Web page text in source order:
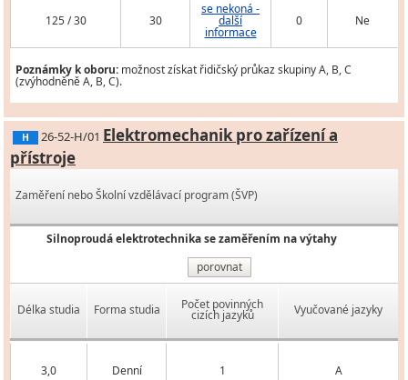
125 / 30 30
se nekoná -
další
informace
0 Ne
Poznámky k oboru: možnost získat řidičský průkaz skupiny A, B, C
(zvýhodněně A, B, C).
H 26-52-H/01 Elektromechanik pro zařízení a
přístroje
Zaměření nebo Školní vzdělávací program (ŠVP)
Silnoproudá elektrotechnika se zaměřením na výtahy
porovnat
Délka studia Forma studia Počet povinných
cizích jazyků Vyučované jazyky
3,0 Denní 1 A